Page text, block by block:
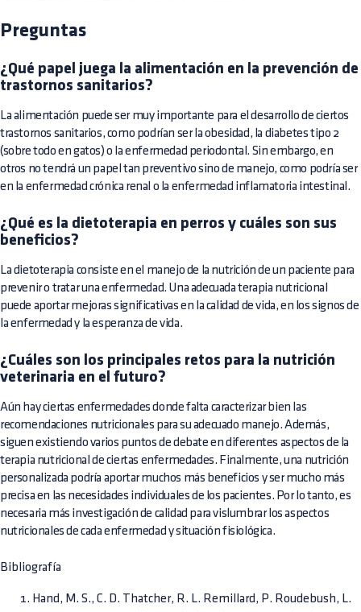
Preguntas
¿Qué papel juega la alimentación en la prevención de
trastornos sanitarios?
La alimentación puede ser muy importante para el desarrollo de ciertos
trastornos sanitarios, como podrían ser la obesidad, la diabetes tipo 2
(sobre todo en gatos) o la enfermedad periodontal. Sin embargo, en
otros no tendrá un papel tan preventivo sino de manejo, como podría ser
en la enfermedad crónica renal o la enfermedad inflamatoria intestinal.
¿Qué es la dietoterapia en perros y cuáles son sus
beneficios?
La dietoterapia consiste en el manejo de la nutrición de un paciente para
prevenir o tratar una enfermedad. Una adecuada terapia nutricional
puede aportar mejoras significativas en la calidad de vida, en los signos de
la enfermedad y la esperanza de vida.
¿Cuáles son los principales retos para la nutrición
veterinaria en el futuro?
Aún hay ciertas enfermedades donde falta caracterizar bien las
recomendaciones nutricionales para su adecuado manejo. Además,
siguen existiendo varios puntos de debate en diferentes aspectos de la
terapia nutricional de ciertas enfermedades. Finalmente, una nutrición
personalizada podría aportar muchos más beneficios y ser mucho más
precisa en las necesidades individuales de los pacientes. Por lo tanto, es
necesaria más investigación de calidad para vislumbrar los aspectos
nutricionales de cada enfermedad y situación fisiológica.
Bibliografía
Hand, M. S., C. D. Thatcher, R. L. Remillard, P. Roudebush, L.